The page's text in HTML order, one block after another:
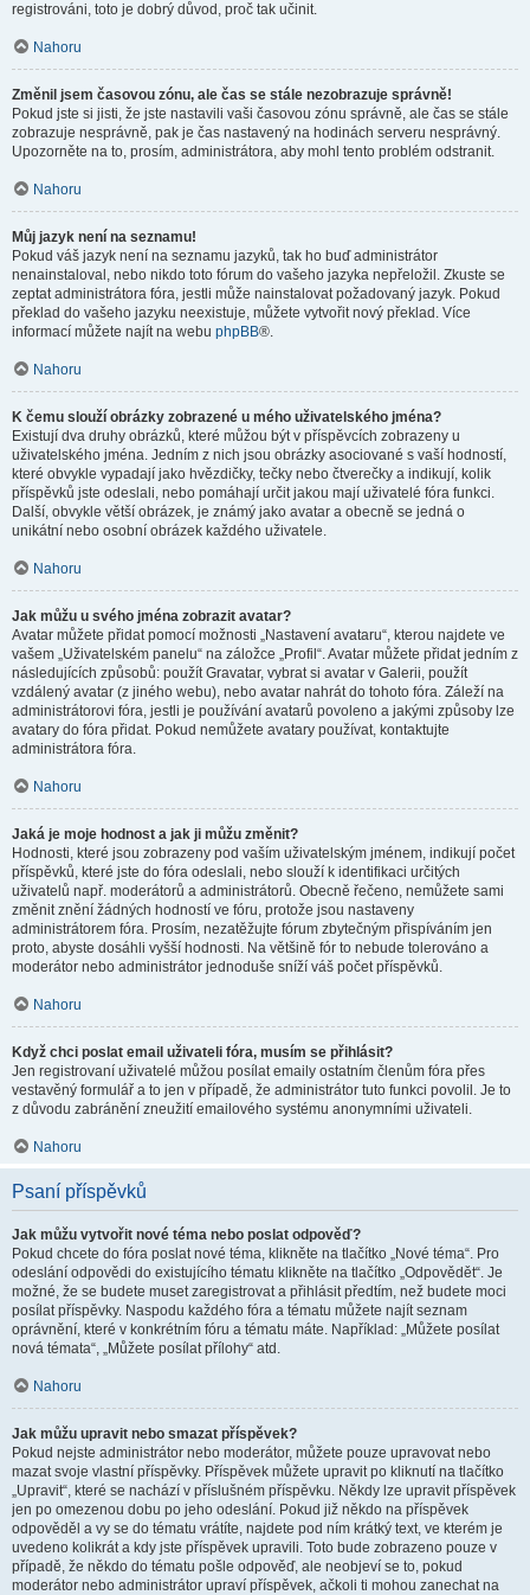
registrováni, toto je dobrý důvod, proč tak učinit.
Nahoru
Změnil jsem časovou zónu, ale čas se stále nezobrazuje správně!
Pokud jste si jisti, že jste nastavili vaši časovou zónu správně, ale čas se stále
zobrazuje nesprávně, pak je čas nastavený na hodinách serveru nesprávný.
Upozorněte na to, prosím, administrátora, aby mohl tento problém odstranit.
Nahoru
Můj jazyk není na seznamu!
Pokud váš jazyk není na seznamu jazyků, tak ho buď administrátor
nenainstaloval, nebo nikdo toto fórum do vašeho jazyka nepřeložil. Zkuste se
zeptat administrátora fóra, jestli může nainstalovat požadovaný jazyk. Pokud
překlad do vašeho jazyku neexistuje, můžete vytvořit nový překlad. Více
informací můžete najít na webu phpBB®.
Nahoru
K čemu slouží obrázky zobrazené u mého uživatelského jména?
Existují dva druhy obrázků, které můžou být v příspěvcích zobrazeny u
uživatelského jména. Jedním z nich jsou obrázky asociované s vaší hodností,
které obvykle vypadají jako hvězdičky, tečky nebo čtverečky a indikují, kolik
příspěvků jste odeslali, nebo pomáhají určit jakou mají uživatelé fóra funkci.
Další, obvykle větší obrázek, je známý jako avatar a obecně se jedná o
unikátní nebo osobní obrázek každého uživatele.
Nahoru
Jak můžu u svého jména zobrazit avatar?
Avatar můžete přidat pomocí možnosti „Nastavení avataru“, kterou najdete ve
vašem „Uživatelském panelu“ na záložce „Profil“. Avatar můžete přidat jedním z
následujících způsobů: použít Gravatar, vybrat si avatar v Galerii, použít
vzdálený avatar (z jiného webu), nebo avatar nahrát do tohoto fóra. Záleží na
administrátorovi fóra, jestli je používání avatarů povoleno a jakými způsoby lze
avatary do fóra přidat. Pokud nemůžete avatary používat, kontaktujte
administrátora fóra.
Nahoru
Jaká je moje hodnost a jak ji můžu změnit?
Hodnosti, které jsou zobrazeny pod vaším uživatelským jménem, indikují počet
příspěvků, které jste do fóra odeslali, nebo slouží k identifikaci určitých
uživatelů např. moderátorů a administrátorů. Obecně řečeno, nemůžete sami
změnit znění žádných hodností ve fóru, protože jsou nastaveny
administrátorem fóra. Prosím, nezatěžujte fórum zbytečným přispíváním jen
proto, abyste dosáhli vyšší hodnosti. Na většině fór to nebude tolerováno a
moderátor nebo administrátor jednoduše sníží váš počet příspěvků.
Nahoru
Když chci poslat email uživateli fóra, musím se přihlásit?
Jen registrovaní uživatelé můžou posílat emaily ostatním členům fóra přes
vestavěný formulář a to jen v případě, že administrátor tuto funkci povolil. Je to
z důvodu zabránění zneužití emailového systému anonymními uživateli.
Nahoru
Psaní příspěvků
Jak můžu vytvořit nové téma nebo poslat odpověď?
Pokud chcete do fóra poslat nové téma, klikněte na tlačítko „Nové téma“. Pro
odeslání odpovědi do existujícího tématu klikněte na tlačítko „Odpovědět“. Je
možné, že se budete muset zaregistrovat a přihlásit předtím, než budete moci
posílat příspěvky. Naspodu každého fóra a tématu můžete najít seznam
oprávnění, které v konkrétním fóru a tématu máte. Například: „Můžete posílat
nová témata“, „Můžete posílat přílohy“ atd.
Nahoru
Jak můžu upravit nebo smazat příspěvek?
Pokud nejste administrátor nebo moderátor, můžete pouze upravovat nebo
mazat svoje vlastní příspěvky. Příspěvek můžete upravit po kliknutí na tlačítko
„Upravit“, které se nachází v příslušném příspěvku. Někdy lze upravit příspěvek
jen po omezenou dobu po jeho odeslání. Pokud již někdo na příspěvek
odpověděl a vy se do tématu vrátíte, najdete pod ním krátký text, ve kterém je
uvedeno kolikrát a kdy jste příspěvek upravili. Toto bude zobrazeno pouze v
případě, že někdo do tématu pošle odpověď, ale neobjeví se to, pokud
moderátor nebo administrátor upraví příspěvek, ačkoli ti mohou zanechat na